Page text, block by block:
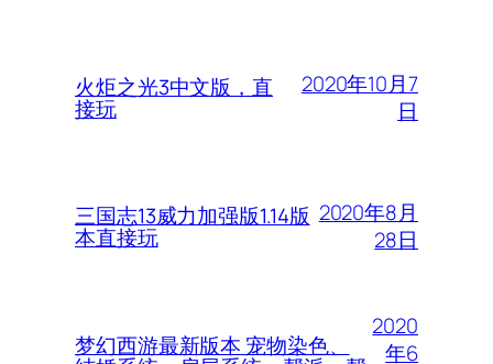
火炬之光3中文版，直
接玩
2020年10月7
日
三国志13威力加强版1.14版
本直接玩
2020年8月
28日
梦幻西游最新版本 宠物染色、
2020
年6